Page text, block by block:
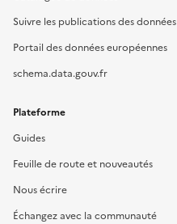
Suivre les publications des données
Portail des données européennes
schema.data.gouv.fr
Plateforme
Guides
Feuille de route et nouveautés
Nous écrire
Échangez avec la communauté